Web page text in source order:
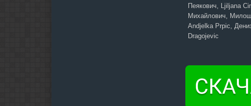
Пеякович, Ljiljana
Михайлович,
Andjelka Prpic,
Dragojevic